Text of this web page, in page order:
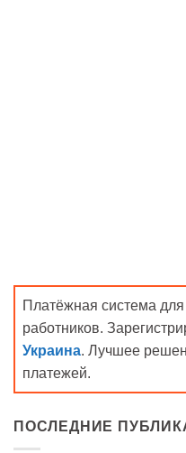
Платёжная система
работников.
Украина. Лучшее
платежей.
ПОСЛЕДНИЕ